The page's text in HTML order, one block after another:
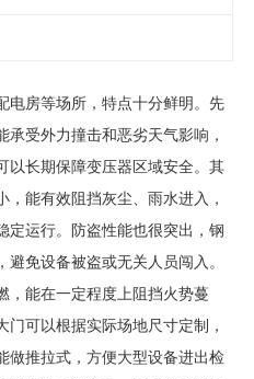
电房等场所，特点十分鲜明。先
受外力撞击和恶劣天气影响，
以长期保障变压器区域安全。其
能有效阻挡灰尘、雨水进入，
定运行。防盗性能也很突出，钢
免设备被盗或无关人员闯入。
，能在一定程度上阻挡火势蔓
可以根据实际场地尺寸定制，
做推拉式，方便大型设备进出检